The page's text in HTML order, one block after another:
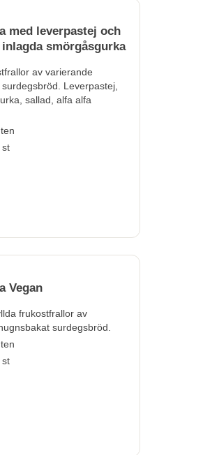
med leverpastej och
inlagda smörgåsgurka
av varierande
Leverpastej,
sallad, alfa alfa
st
Vegan
frukostfrallor av
surdegsbröd.
st